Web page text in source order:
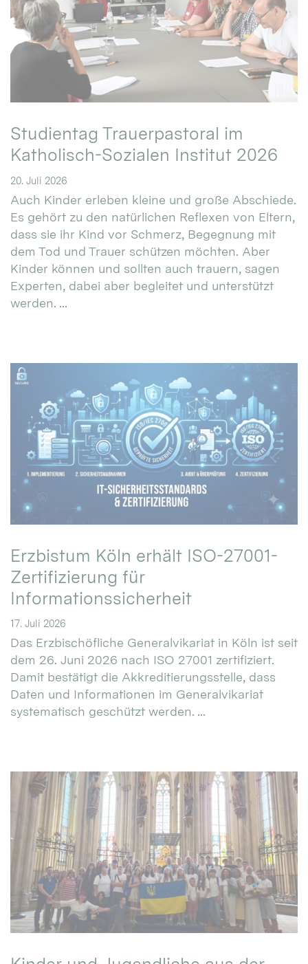
Studientag Trauerpastoral im
Katholisch-Sozialen Institut 2026
20. Juli 2026
Auch Kinder erleben kleine und große Abschiede.
Es gehört zu den natürlichen Reflexen von Eltern,
dass sie ihr Kind vor Schmerz, Begegnung mit
dem Tod und Trauer schützen möchten. Aber
Kinder können und sollten auch trauern, sagen
Experten, dabei aber begleitet und unterstützt
werden. ...
Erzbistum Köln erhält ISO-27001-
Zertifizierung für
Informationssicherheit
17. Juli 2026
Das Erzbischöfliche Generalvikariat in Köln ist seit
dem 26. Juni 2026 nach ISO 27001 zertifiziert.
Damit bestätigt die Akkreditierungsstelle, dass
Daten und Informationen im Generalvikariat
systematisch geschützt werden. ...